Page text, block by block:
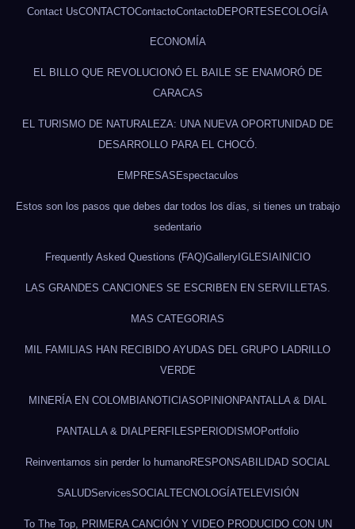
Contact UsCONTACTOContactoContactoDEPORTESECOLOGÍA
ECONOMÍA
EL BILLO QUE REVOLUCIONÓ EL BAILE SE ENAMORÓ DE
CARACAS
EL TURISMO DE NATURALEZA: UNA NUEVA OPORTUNIDAD DE
DESARROLLO PARA EL CHOCÓ.
EMPRESASEspectaculos
Estos son los pasos que debes dar todos los días, si tienes un trabajo
sedentario
Frequently Asked Questions (FAQ)GalleryIGLESIAINICIO
LAS GRANDES CANCIONES SE ESCRIBEN EN SERVILLETAS.
MAS CATEGORIAS
MIL FAMILIAS HAN RECIBIDO AYUDAS DEL GRUPO LADRILLO
VERDE
MINERÍA EN COLOMBIANOTICIASOPINION PANTALLA & DIAL
PANTALLA & DIALPERFILES PERIODISMOPortfolio
Reinventarnos sin perder lo humanoRESPONSABILIDAD SOCIAL
SALUDServicesSOCIAL TECNOLOGÍATELEVISIÓN
To The Top, PRIMERA CANCIÓN Y VIDEO PRODUCIDO CON UN